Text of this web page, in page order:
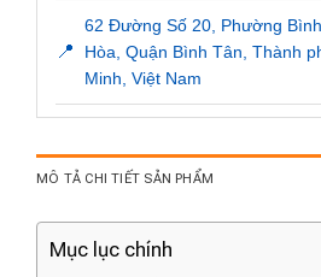
📍
62 Đường Số 20, Phường
Hòa, Quận Bình Tân, Thành
Minh, Việt Nam
MÔ TẢ CHI TIẾT SẢN PHẨM
Mục lục chính